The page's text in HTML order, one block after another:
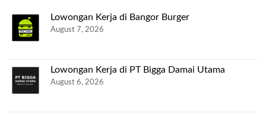
Lowongan Kerja di Bangor Burger
August 7, 2026
Lowongan Kerja di PT Bigga Damai Utama
August 6, 2026